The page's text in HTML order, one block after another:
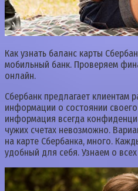
Как узнать баланс карты
мобильный банк. Проверяем
онлайн.
Сбербанк предлагает клиентам
информации о состоянии своего
информация всегда
чужих счетах невозможно.
на карте Сбербанка, много.
удобный для себя. Узнаем о